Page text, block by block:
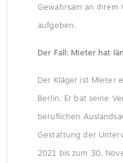
Gewahrsam an
aufgeben.
Der Fall: Mieter hat
Der Kläger ist Mieter
Berlin. Er bat seine
beruflichen
Gestattung der
2021 bis zum 30.